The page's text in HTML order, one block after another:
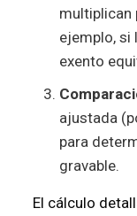
multiplican
ejemplo, si
exento
ajustada
para
gravable.
El cálculo